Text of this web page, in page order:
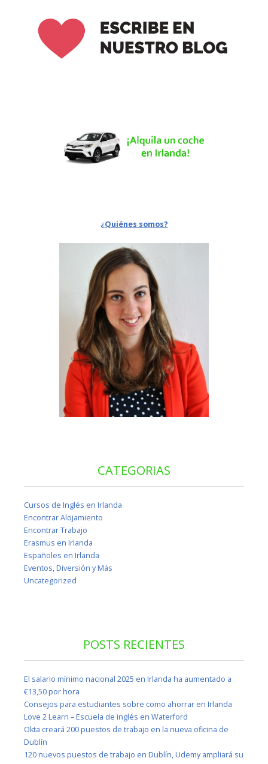
¿Quiénes somos?
CATEGORIAS
Cursos de Inglés en Irlanda
Encontrar Alojamiento
Encontrar Trabajo
Erasmus en Irlanda
Españoles en Irlanda
Eventos, Diversión y Más
Uncategorized
POSTS RECIENTES
El salario mínimo nacional 2025 en Irlanda ha aumentado a
€13,50 por hora
Consejos para estudiantes sobre como ahorrar en Irlanda
Love 2 Learn – Escuela de inglés en Waterford
Okta creará 200 puestos de trabajo en la nueva oficina de
Dublín
120 nuevos puestos de trabajo en Dublín, Udemy ampliará su